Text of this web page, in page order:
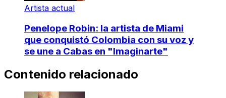
Artista actual
Penelope Robin: la artista de Miami
que conquistó Colombia con su voz y
se une a Cabas en "Imaginarte"
Contenido relacionado